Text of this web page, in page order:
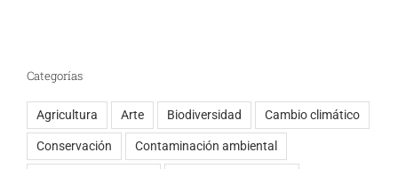
Categorías
Agricultura Arte Biodiversidad Cambio climático
Conservación Contaminación ambiental